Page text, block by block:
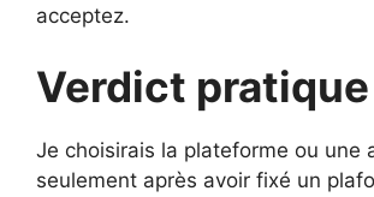
acceptez.
Verdict pratique
Je choisirais la plateforme ou une
seulement après avoir fixé un